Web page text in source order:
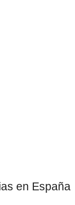
en España